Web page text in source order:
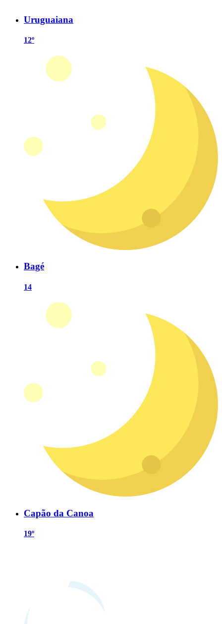
Uruguaiana
12º
Bagé
14
Capão da Canoa
19º